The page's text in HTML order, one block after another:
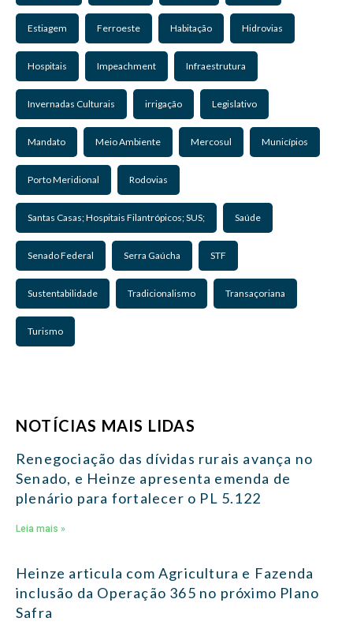
Estiagem Ferroeste Habitação Hidrovias
Hospitais Impeachment Infraestrutura
Invernadas Culturais irrigação Legislativo
Mandato Meio Ambiente Mercosul Municípios
Porto Meridional Rodovias
Santas Casas; Hospitais Filantrópicos; SUS; Saúde
Senado Federal Serra Gaúcha STF
Sustentabilidade Tradicionalismo Transaçoriana
Turismo
NOTÍCIAS MAIS LIDAS
Renegociação das dívidas rurais avança no
Senado, e Heinze apresenta emenda de
plenário para fortalecer o PL 5.122
Leia mais »
Heinze articula com Agricultura e Fazenda
inclusão da Operação 365 no próximo Plano
Safra